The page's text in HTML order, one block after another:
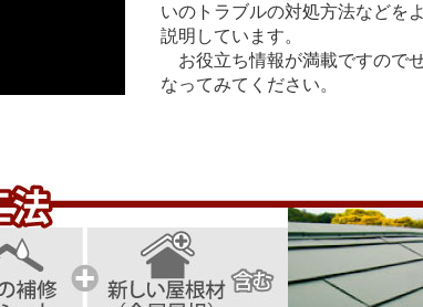
いのトラブルの対処方法などを
説明しています。
お役立ち情報が満載ですので
なってみてください。